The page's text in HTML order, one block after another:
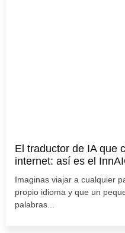
El traductor de IA que
internet: así es el
Imaginas viajar a cualquier
propio idioma y que un
palabras...